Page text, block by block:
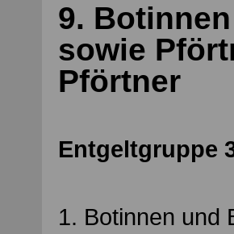
9.
sowie
Pförtner
Entgeltgruppe
1. Botinnen und